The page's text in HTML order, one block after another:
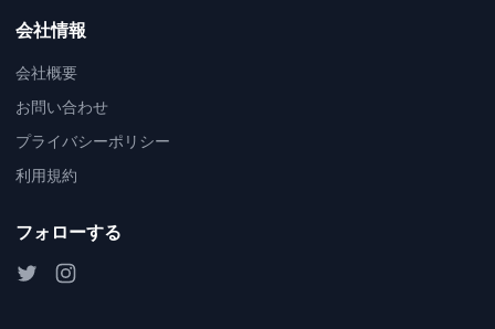
会社情報
会社概要
お問い合わせ
プライバシーポリシー
利用規約
フォローする